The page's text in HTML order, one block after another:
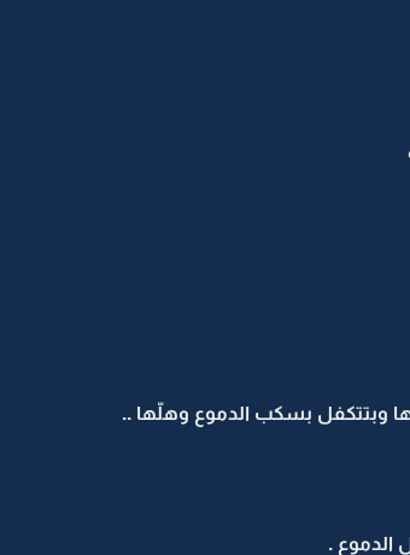
وبتتكفل بسكب الدموع وهلّها ..
الدموع .